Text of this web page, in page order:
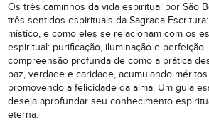
Os três caminhos da vida espiritual por São
três sentidos espirituais da Sagrada
místico, e como eles se relacionam com os
espiritual: purificação, iluminação e
compreensão profunda de como a prática
paz, verdade e caridade, acumulando
promovendo a felicidade da alma. Um guia
deseja aprofundar seu conhecimento
eterna.